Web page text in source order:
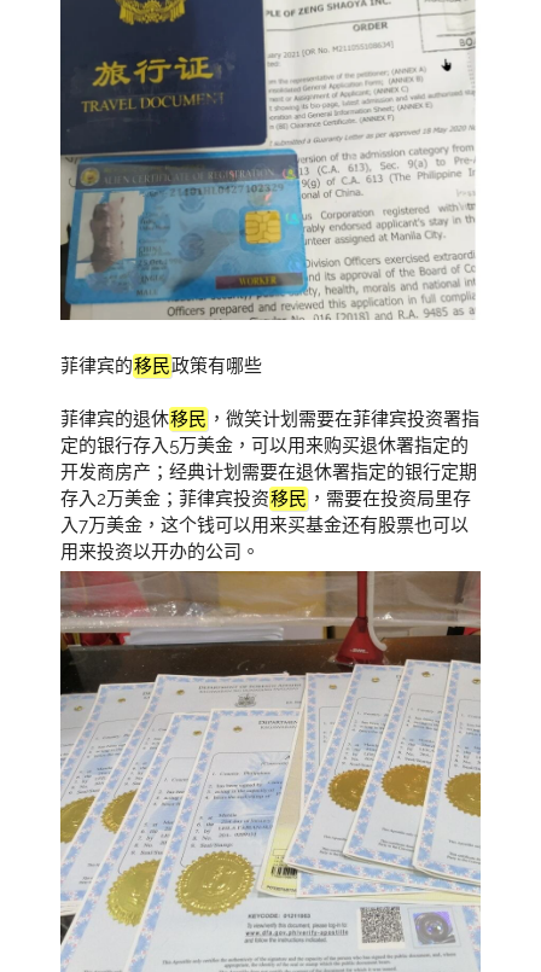
菲律宾的移民政策有哪些
菲律宾的退休移民 ，微笑计划需要在菲律宾投资署指
定的银行存入5万美金，可以用来购买退休署指定的
开发商房产；经典计划需要在退休署指定的银行定期
存入2万美金；菲律宾投资移民 ，需要在投资局里存
入7万美金，这个钱可以用来买基金还有股票也可以
用来投资以开办的公司。